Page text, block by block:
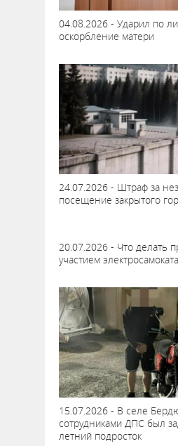
04.08.2026 - Ударил по
оскорбление матери
24.07.2026 - Штраф за
посещение закрытого
20.07.2026 - Что делать
участием электросамоката
15.07.2026 - В селе
сотрудниками ДПС был
летний подросток